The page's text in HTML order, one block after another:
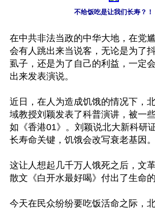
不给饭吃是让我们长寿？！
在中共非法当政的中华大地，在党
会有人跳出来当说客，无论是为了
虱子，还是为了自己的利益，一定
出来发表演说。
近日，在人为造成饥饿的情况下，
域教授刘颖发表了科普演讲，被一
如《香港01》。刘颖说北大新科研
长寿命关键，饥饿会改写衰老基因。
这让人想起几千万人饿死之后，文
散文《白开水最好喝》付出了生命的
今天在民众纷纷要吃饭活命之际，